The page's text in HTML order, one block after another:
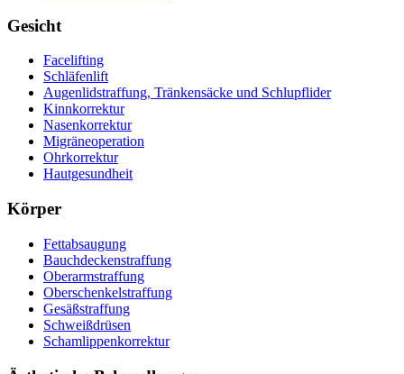
Gesicht
Facelifting
Schläfenlift
Augenlidstraffung, Tränkensäcke und Schlupflider
Kinnkorrektur
Nasenkorrektur
Migräneoperation
Ohrkorrektur
Hautgesundheit
Körper
Fettabsaugung
Bauchdeckenstraffung
Oberarmstraffung
Oberschenkelstraffung
Gesäßstraffung
Schweißdrüsen
Schamlippenkorrektur